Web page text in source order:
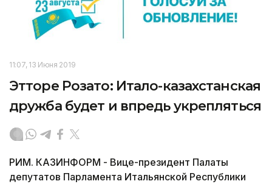
11:07, 13 Июня 2019
Этторе Розато: Итало-казахстанская
дружба будет и впредь укрепляться
РИМ. КАЗИНФОРМ - Вице-президент Палаты
депутатов Парламента Итальянской Республики